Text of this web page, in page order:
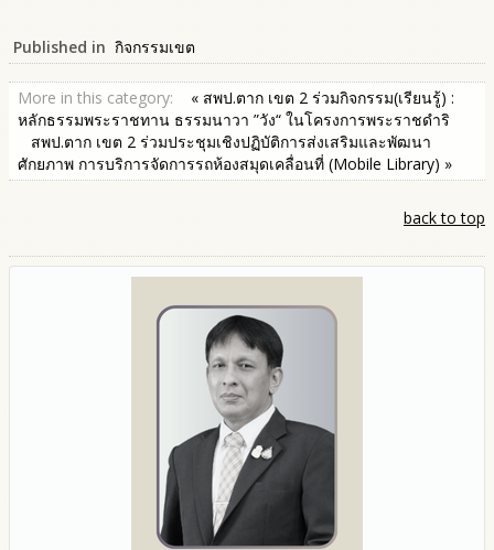
Published in กิจกรรมเขต
More in this category:
« สพป.ตาก เขต 2 ร่วมกิจกรรม(เรียนรู้) :
หลักธรรมพระราชทาน ธรรมนาวา ”วัง“ ในโครงการพระราชดำริ
สพป.ตาก เขต 2 ร่วมประชุมเชิงปฏิบัติการส่งเสริมและพัฒนา
ศักยภาพ การบริการจัดการรถห้องสมุดเคลื่อนที่ (Mobile Library) »
back to top